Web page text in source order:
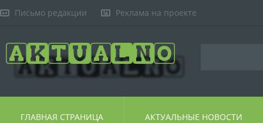
Письмо редакции Реклама на проекте
ГЛАВНАЯ СТРАНИЦА АКТУАЛЬНЫЕ НОВОСТИ